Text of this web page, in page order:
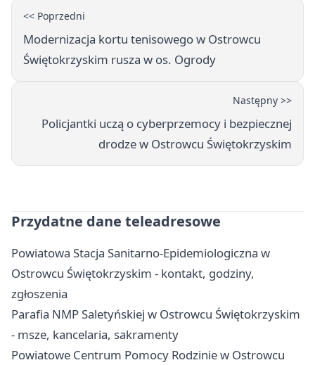
<< Poprzedni
Modernizacja kortu tenisowego w Ostrowcu
Świętokrzyskim rusza w os. Ogrody
Następny >>
Policjantki uczą o cyberprzemocy i bezpiecznej
drodze w Ostrowcu Świętokrzyskim
Przydatne dane teleadresowe
Powiatowa Stacja Sanitarno-Epidemiologiczna w
Ostrowcu Świętokrzyskim - kontakt, godziny,
zgłoszenia
Parafia NMP Saletyńskiej w Ostrowcu Świętokrzyskim
- msze, kancelaria, sakramenty
Powiatowe Centrum Pomocy Rodzinie w Ostrowcu